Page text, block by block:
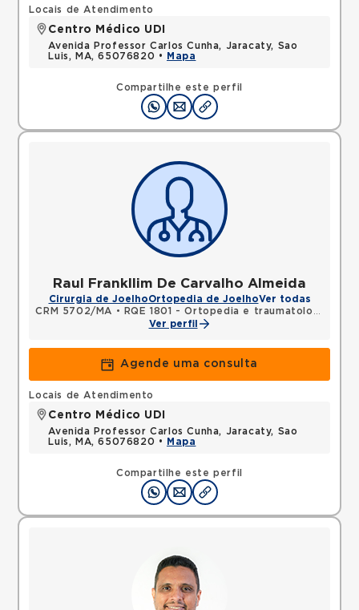
Compartilhe este perfil
Locais de Atendimento
Centro Médico UDI
Avenida Professor Carlos Cunha, Jaracaty, Sao
Luis, MA, 65076820 •
Mapa
Raul Frankllim De Carvalho Almeida
Cirurgia de JoelhoOrtopedia de JoelhoVer todas
CRM 5702/MA •
RQE 1801 - Ortopedia e traumatologia
Ver perfil
Agende uma consulta
Compartilhe este perfil
Locais de Atendimento
Centro Médico UDI
Avenida Professor Carlos Cunha, Jaracaty, Sao
Luis, MA, 65076820 •
Mapa